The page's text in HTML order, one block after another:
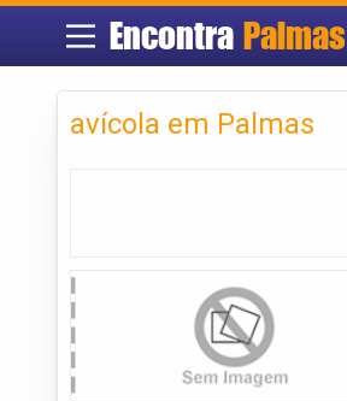
Encontra Palmas
avícola em Palmas